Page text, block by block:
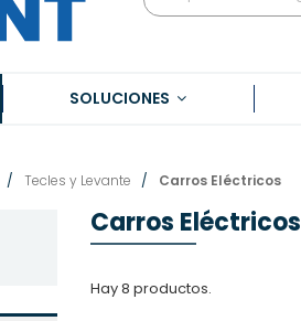
SOLUCIONES
Tecles y Levante Carros Eléctricos
Carros Eléctricos
Hay 8 productos.